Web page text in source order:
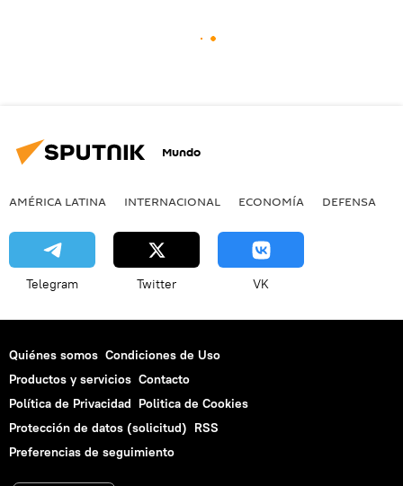
Mundo
AMÉRICA LATINA INTERNACIONAL ECONOMÍA DEFENSA
Telegram Twitter VK
Quiénes somos Condiciones de Uso
Productos y servicios Contacto
Política de Privacidad Politica de Cookies
Protección de datos (solicitud) RSS
Preferencias de seguimiento